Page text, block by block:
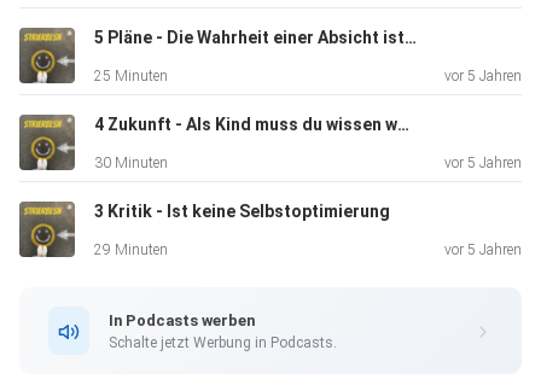
5 Pläne - Die Wahrheit einer Absicht ist die Tat
25 Minuten vor 5 Jahren
4 Zukunft - Als Kind muss du wissen wohin du willst?
30 Minuten vor 5 Jahren
3 Kritik - Ist keine Selbstoptimierung
29 Minuten vor 5 Jahren
In Podcasts werben
Schalte jetzt Werbung in Podcasts.